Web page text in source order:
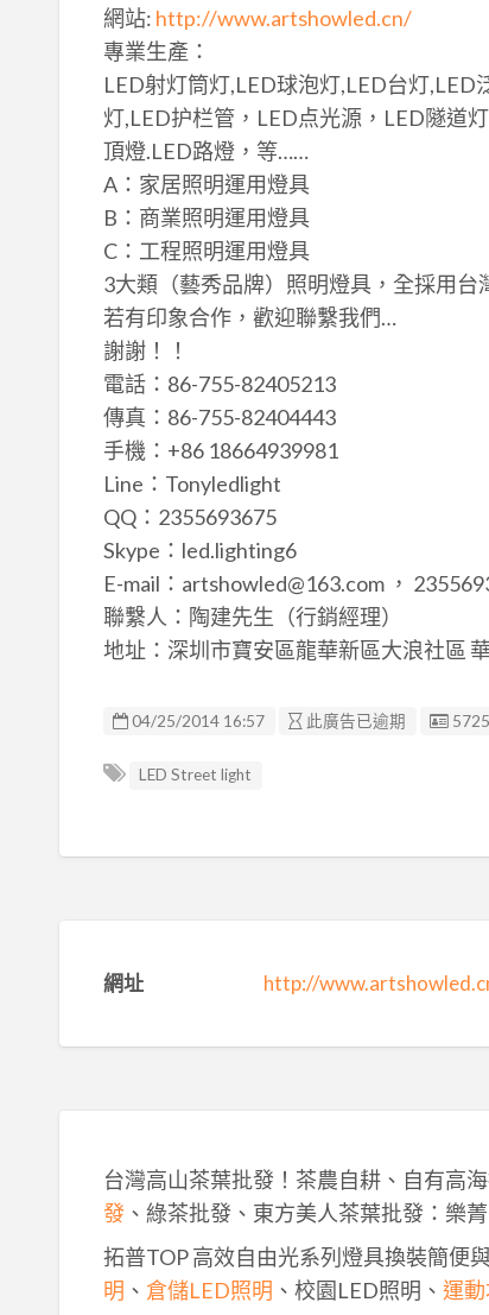
網站: http://www.artshowled.cn/
專業生產：
LED射灯筒灯,LED球泡灯,LED台灯
灯,LED护栏管，LED点光源，LED隧道
頂燈.LED路燈，等……
A：家居照明運用燈具
B：商業照明運用燈具
C：工程照明運用燈具
3大類（藝秀品牌）照明燈具，全採用
若有印象合作，歡迎聯繫我們…
謝謝！！
電話：86-755-82405213
傳真：86-755-82404443
手機：+86 18664939981
Line：Tonyledlight
QQ：2355693675
Skype：led.lighting6
E-mail：artshowled@163.com ，
聯繫人：陶建先生（行銷經理）
地址：深圳市寶安區龍華新區大浪社區
04/25/2014 16:57 此廣告已逾期 廣告
LED Street light
網址 http://
台灣高山茶葉批發！茶農自耕、自有高
發、綠茶批發、東方美人茶葉批發：樂
拓普TOP 高效自由光系列燈具換裝簡便
明 、 倉儲LED照明 、校園LED照明、 運